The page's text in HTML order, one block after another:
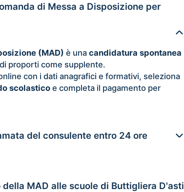
di Messa a Disposizione per
(MAD) è unacandidatura spontanea
proporti come supplente.
con i dati anagrafici e formativi, seleziona
scolasticoe completa il pagamento per
del consulente entro 24 ore
MAD alle scuole di Buttigliera D'asti